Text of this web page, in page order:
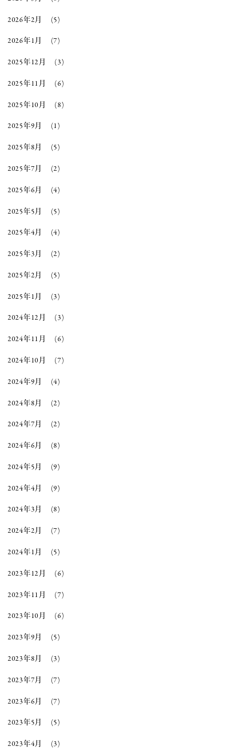
2026年2月 (5)
2026年1月 (7)
2025年12月 (3)
2025年11月 (6)
2025年10月 (8)
2025年9月 (1)
2025年8月 (5)
2025年7月 (2)
2025年6月 (4)
2025年5月 (5)
2025年4月 (4)
2025年3月 (2)
2025年2月 (5)
2025年1月 (3)
2024年12月 (3)
2024年11月 (6)
2024年10月 (7)
2024年9月 (4)
2024年8月 (2)
2024年7月 (2)
2024年6月 (8)
2024年5月 (9)
2024年4月 (9)
2024年3月 (8)
2024年2月 (7)
2024年1月 (5)
2023年12月 (6)
2023年11月 (7)
2023年10月 (6)
2023年9月 (5)
2023年8月 (3)
2023年7月 (7)
2023年6月 (7)
2023年5月 (5)
2023年4月 (3)